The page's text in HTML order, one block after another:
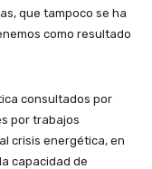
que tampoco se ha
como resultado
consultados por
por trabajos
crisis energética, en
capacidad de